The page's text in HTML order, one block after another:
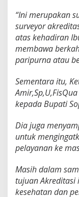
“Ini merupakan
surveyor
atas kehadiran
membawa
paripurna atau
Sementara itu,
kepada Bupati
Dia juga
untuk
pelayanan ke
Masih dalam
tujuan
kesehatan dan